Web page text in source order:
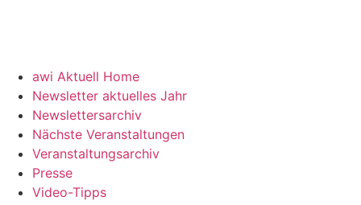
awi Aktuell Home
Newsletter aktuelles Jahr
Newslettersarchiv
Nächste Veranstaltungen
Veranstaltungsarchiv
Presse
Video-Tipps